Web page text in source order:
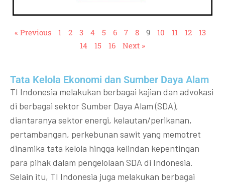
« Previous 1 2 3 4 5 6 7 8 9 10 11 12
13
14
15 16 Next »
Tata Kelola Ekonomi dan Sumber Daya Alam
TI Indonesia melakukan berbagai kajian dan advokasi
di berbagai sektor Sumber Daya Alam (SDA),
diantaranya sektor energi, kelautan/perikanan,
pertambangan, perkebunan sawit yang memotret
dinamika tata kelola hingga kelindan kepentingan
para pihak dalam pengelolaan SDA di Indonesia.
Selain itu, TI Indonesia juga melakukan berbagai